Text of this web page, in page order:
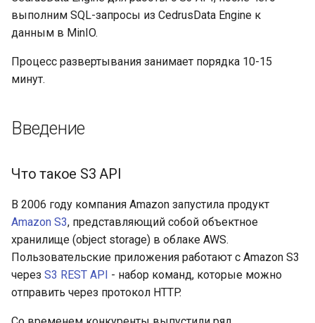
Конфигурация CedrusData
Engine
Проверка работы MinIO с
CedrusData Engine
выполним SQL-запросы из CedrusData Engine к
данным в MinIO.
Процесс развертывания занимает порядка 10-15
минут.
Введение
Что такое S3 API
В 2006 году компания Amazon запустила продукт
Amazon S3, представляющий собой объектное
хранилище (object storage) в облаке AWS.
Пользовательские приложения работают с Amazon S3
через S3 REST API - набор команд, которые можно
отправить через протокол HTTP.